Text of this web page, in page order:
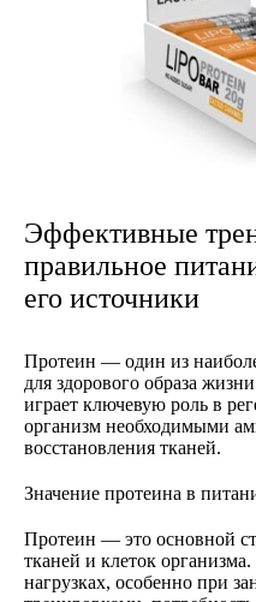
Эффективные
правильное
его источники
Протеин — один из
для здорового образа
играет ключевую роль в
организм необходимыми
восстановления тканей.
Значение протеина в
Протеин — это основной
тканей и клеток
нагрузках, особенно при